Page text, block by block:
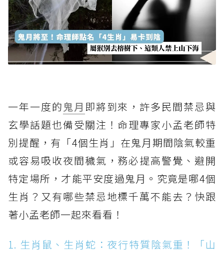
一年一度的 鬼月 即將到來，許多民間禁忌與
玄學話題也備受關注！命理專家小孟老師特
別提醒，有「4個生肖」在鬼月期間陰氣較重
或容易吸收夜間穢氣，務必提高警覺、避開
特定場所，才能平安度過鬼月。究竟是哪4個
生肖？又有哪些禁忌地標千萬不能去？快跟
著小孟老師一起來看看！
1. 生肖鼠、生肖蛇：夜行特質陰氣重！「山